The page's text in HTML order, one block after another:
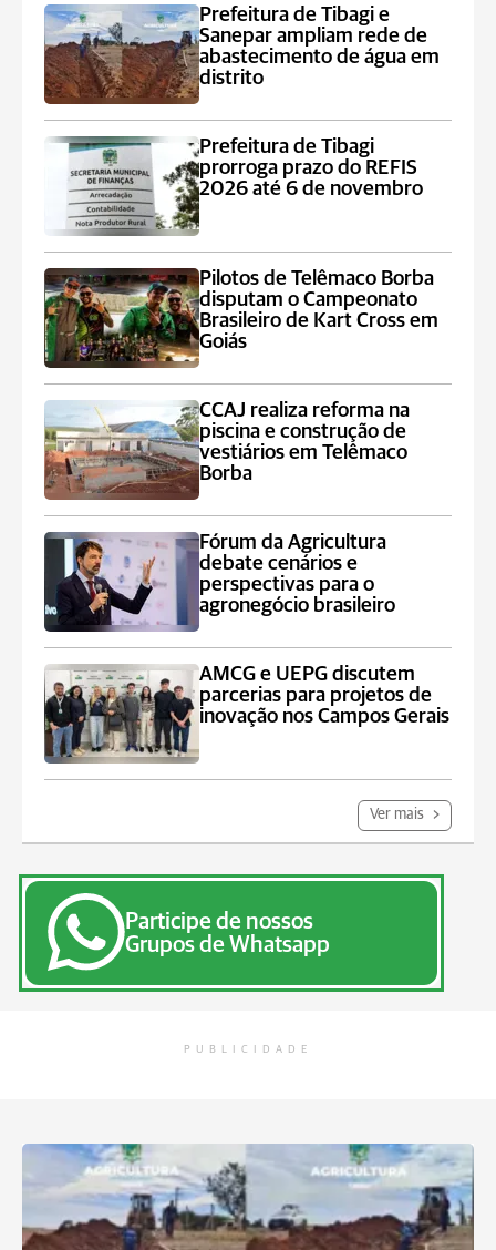
Prefeitura de Tibagi e
Sanepar ampliam rede de
abastecimento de água em
distrito
Prefeitura de Tibagi
prorroga prazo do REFIS
2026 até 6 de novembro
Pilotos de Telêmaco Borba
disputam o Campeonato
Brasileiro de Kart Cross em
Goiás
CCAJ realiza reforma na
piscina e construção de
vestiários em Telêmaco
Borba
Fórum da Agricultura
debate cenários e
perspectivas para o
agronegócio brasileiro
AMCG e UEPG discutem
parcerias para projetos de
inovação nos Campos Gerais
Ver mais
Participe de nossos
Grupos de Whatsapp
PUBLICIDADE